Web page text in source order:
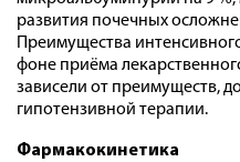
развития почечных
Преимущества
фоне приёма
зависели от преимуществ,
гипотензивной терапии.
Фармакокинетика